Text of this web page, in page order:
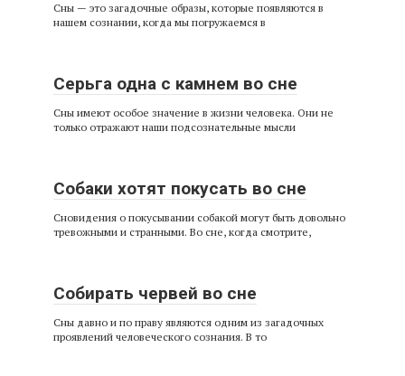
Сны — это загадочные образы, которые появляются в
нашем сознании, когда мы погружаемся в
Серьга одна с камнем во сне
Сны имеют особое значение в жизни человека. Они не
только отражают наши подсознательные мысли
Собаки хотят покусать во сне
Сновидения о покусывании собакой могут быть довольно
тревожными и странными. Во сне, когда смотрите,
Собирать червей во сне
Сны давно и по праву являются одним из загадочных
проявлений человеческого сознания. В то